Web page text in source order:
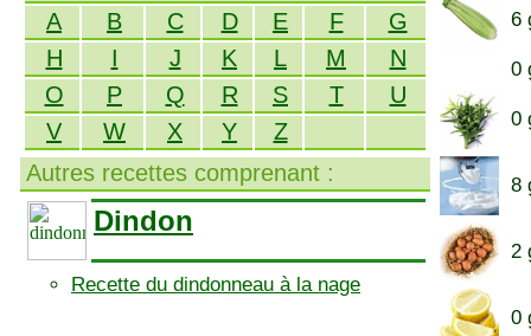
A
B C D E F
G
H
I J K L M
N
O
P Q R S T
U
V
W X Y
Z
Autres recettes comprenant :
Dindon
Recette du dindonneau à la nage
6
0
0
8
2
0